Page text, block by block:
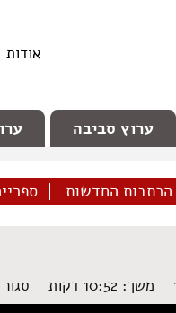
אודות
ערוץ סביבה
הכתבות החדשות
משך: ‏10:52 דקות